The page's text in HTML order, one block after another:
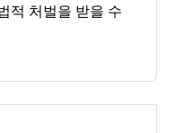
적 처벌을 받을 수